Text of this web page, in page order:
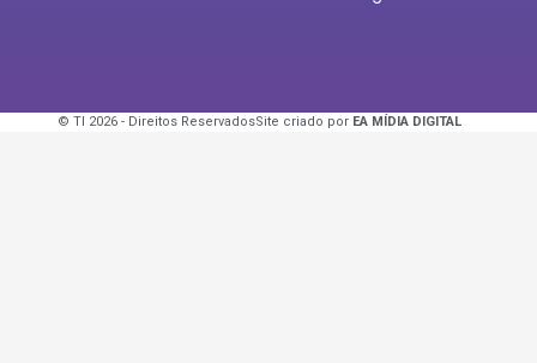
© TI 2026 - Direitos ReservadosSite criado por EA MÍDIA DIGITAL